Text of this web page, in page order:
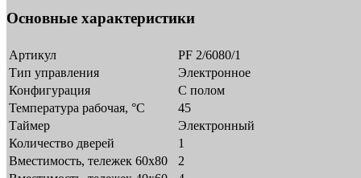
Основные характеристики
Артикул
PF 2/6080/1
Тип управления
Электронное
Конфигурация
С полом
Температура рабочая, °С
45
Таймер
Электронный
Количество дверей
1
Вместимость, тележек 60x80
2